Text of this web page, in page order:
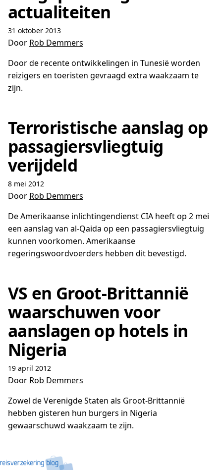
actualiteiten
31 oktober 2013
Door Rob Demmers
Door de recente ontwikkelingen in Tunesië worden
reizigers en toeristen gevraagd extra waakzaam te
zijn.
Terroristische aanslag op
passagiersvliegtuig
verijdeld
8 mei 2012
Door Rob Demmers
De Amerikaanse inlichtingendienst CIA heeft op 2 mei
een aanslag van al-Qaida op een passagiersvliegtuig
kunnen voorkomen. Amerikaanse
regeringswoordvoerders hebben dit bevestigd.
VS en Groot-Brittannië
waarschuwen voor
aanslagen op hotels in
Nigeria
19 april 2012
Door Rob Demmers
Zowel de Verenigde Staten als Groot-Brittannië
hebben gisteren hun burgers in Nigeria
gewaarschuwd waakzaam te zijn.